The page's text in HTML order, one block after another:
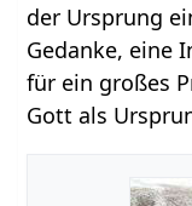
der Ursprung
Gedanke, eine
für ein großes
Gott als